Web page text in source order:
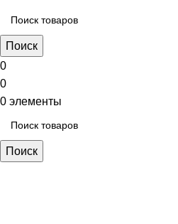
Поиск
0
0
0 элементы
Поиск